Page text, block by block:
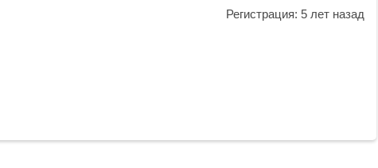
Регистрация: 5 лет назад